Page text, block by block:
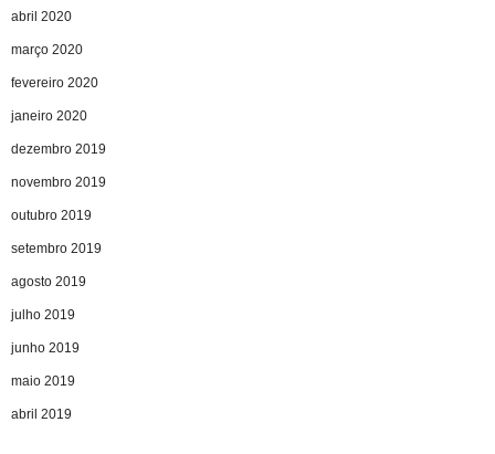
abril 2020
março 2020
fevereiro 2020
janeiro 2020
dezembro 2019
novembro 2019
outubro 2019
setembro 2019
agosto 2019
julho 2019
junho 2019
maio 2019
abril 2019